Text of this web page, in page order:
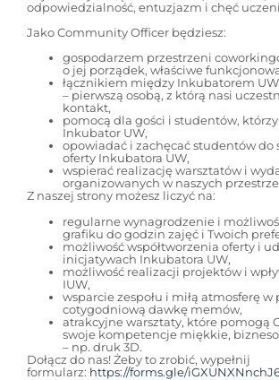
odpowiedzialność, entuzjazm i chęć
Jako Community Officer będziesz:
gospodarzem przestrzeni
o jej porządek, właściwe
łącznikiem między Inkubatorem
– pierwszą osobą, z którą nasi
kontakt,
pomocą dla gości i studentów,
Inkubator UW,
opowiadać i zachęcać studentów do
oferty Inkubatora UW,
wspierać realizację warsztatów i
organizowanych w naszych
Z naszej strony możesz liczyć na:
regularne wynagrodzenie i
grafiku do godzin zajęć i Twoich
możliwość współtworzenia oferty i
inicjatywach Inkubatora UW,
możliwość realizacji projektów i
IUW,
wsparcie zespołu i miłą atmosferę w
cotygodniową dawkę memów,
atrakcyjne warsztaty, które pomogą
swoje kompetencje miękkie,
– np. druk 3D.
Dołącz do nas! Żeby to zrobić, wypełnij
formularz: https://forms.gle/